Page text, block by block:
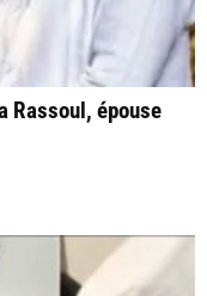
Rassoul, épouse